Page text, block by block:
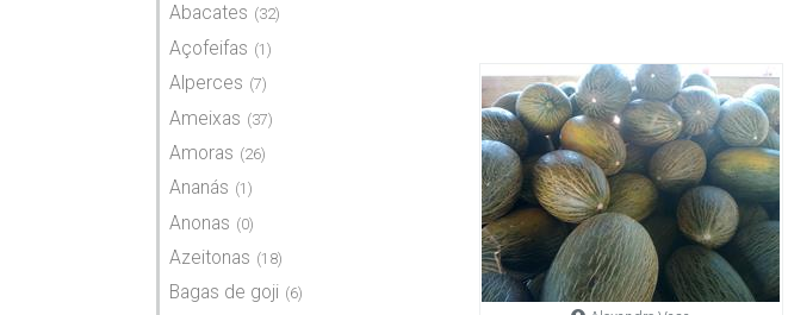
Abacates (32)
Açofeifas (1)
Alperces (7)
Ameixas (37)
Amoras (26)
Ananás (1)
Anonas (0)
Azeitonas (18)
Bagas de goji (6)